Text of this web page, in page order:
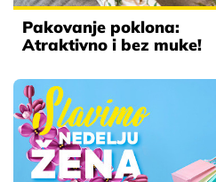
Pakovanje poklona:
Atraktivno i bez muke!